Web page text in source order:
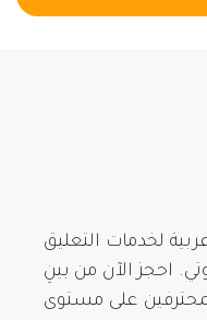
لخدمات التعليق
احجز الآن من بينِ
على مستوى